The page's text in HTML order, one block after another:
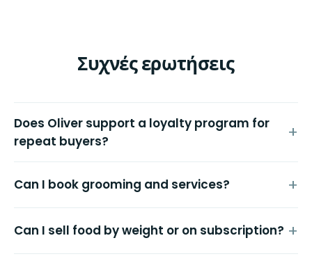
Συχνές ερωτήσεις
Does Oliver support a loyalty program for
repeat buyers?
Can I book grooming and services?
Can I sell food by weight or on subscription?